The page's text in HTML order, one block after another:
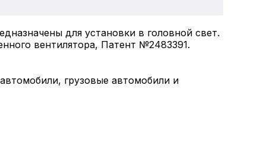
для установки в головной свет.
вентилятора, Патент №2483391.
грузовые автомобили и